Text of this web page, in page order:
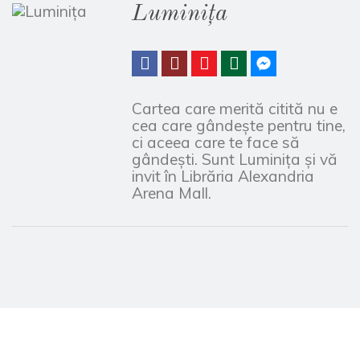
Luminița
Cartea care merită citită nu e
cea care gândeşte pentru tine,
ci aceea care te face să
gândeşti. Sunt Luminiţa şi vă
invit în Librăria Alexandria
Arena Mall.